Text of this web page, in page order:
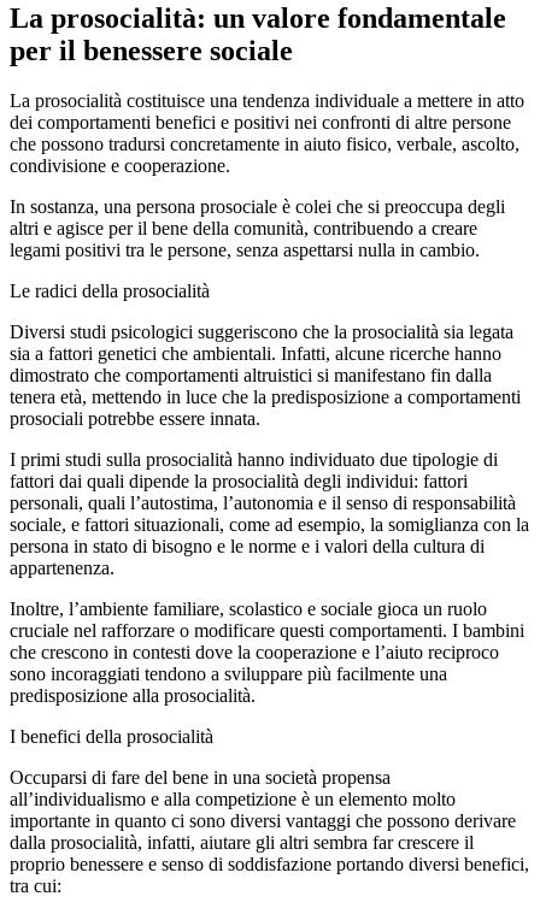
La prosocialità: un valore fondamentale
per il benessere sociale
La prosocialità costituisce una tendenza individuale a mettere in atto
dei comportamenti benefici e positivi nei confronti di altre persone
che possono tradursi concretamente in aiuto fisico, verbale, ascolto,
condivisione e cooperazione.
In sostanza, una persona prosociale è colei che si preoccupa degli
altri e agisce per il bene della comunità, contribuendo a creare
legami positivi tra le persone, senza aspettarsi nulla in cambio.
Le radici della prosocialità
Diversi studi psicologici suggeriscono che la prosocialità sia legata
sia a fattori genetici che ambientali. Infatti, alcune ricerche hanno
dimostrato che comportamenti altruistici si manifestano fin dalla
tenera età, mettendo in luce che la predisposizione a comportamenti
prosociali potrebbe essere innata.
I primi studi sulla prosocialità hanno individuato due tipologie di
fattori dai quali dipende la prosocialità degli individui: fattori
personali, quali l’autostima, l’autonomia e il senso di responsabilità
sociale, e fattori situazionali, come ad esempio, la somiglianza con la
persona in stato di bisogno e le norme e i valori della cultura di
appartenenza.
Inoltre, l’ambiente familiare, scolastico e sociale gioca un ruolo
cruciale nel rafforzare o modificare questi comportamenti. I bambini
che crescono in contesti dove la cooperazione e l’aiuto reciproco
sono incoraggiati tendono a sviluppare più facilmente una
predisposizione alla prosocialità.
I benefici della prosocialità
Occuparsi di fare del bene in una società propensa
all’individualismo e alla competizione è un elemento molto
importante in quanto ci sono diversi vantaggi che possono derivare
dalla prosocialità, infatti, aiutare gli altri sembra far crescere il
proprio benessere e senso di soddisfazione portando diversi benefici,
tra cui: